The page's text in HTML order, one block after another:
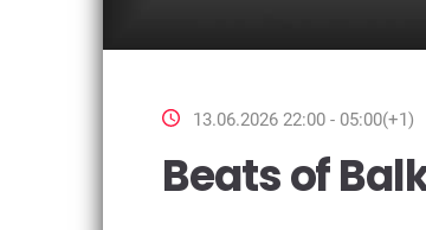
13.06.2026 22:00 - 05:00(+1)
Beats of